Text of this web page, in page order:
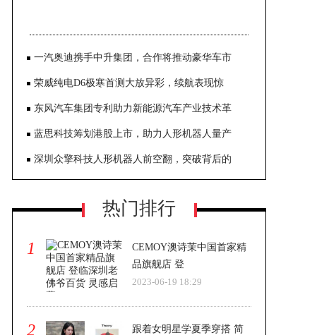
一汽奥迪携手中升集团，合作将推动豪华车市
荣威纯电D6极寒首测大放异彩，续航表现惊
东风汽车集团专利助力新能源汽车产业技术革
蓝思科技筹划港股上市，助力人形机器人量产
深圳众擎科技人形机器人前空翻，突破背后的
热门排行
1
CEMOY澳诗茉中国首家精
品旗舰店 登
2023-06-19 18:29
2
跟着女明星学夏季穿搭 简